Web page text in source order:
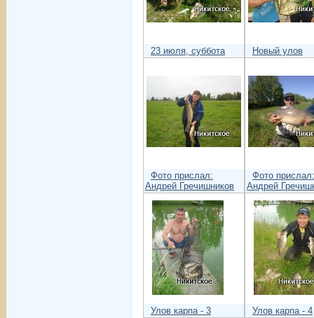
23 июля, суббота Новый улов
Фото прислал:
Андрей Гречишников
Фото прислал:
Андрей
Улов карпа - 3 Улов карпа - 4